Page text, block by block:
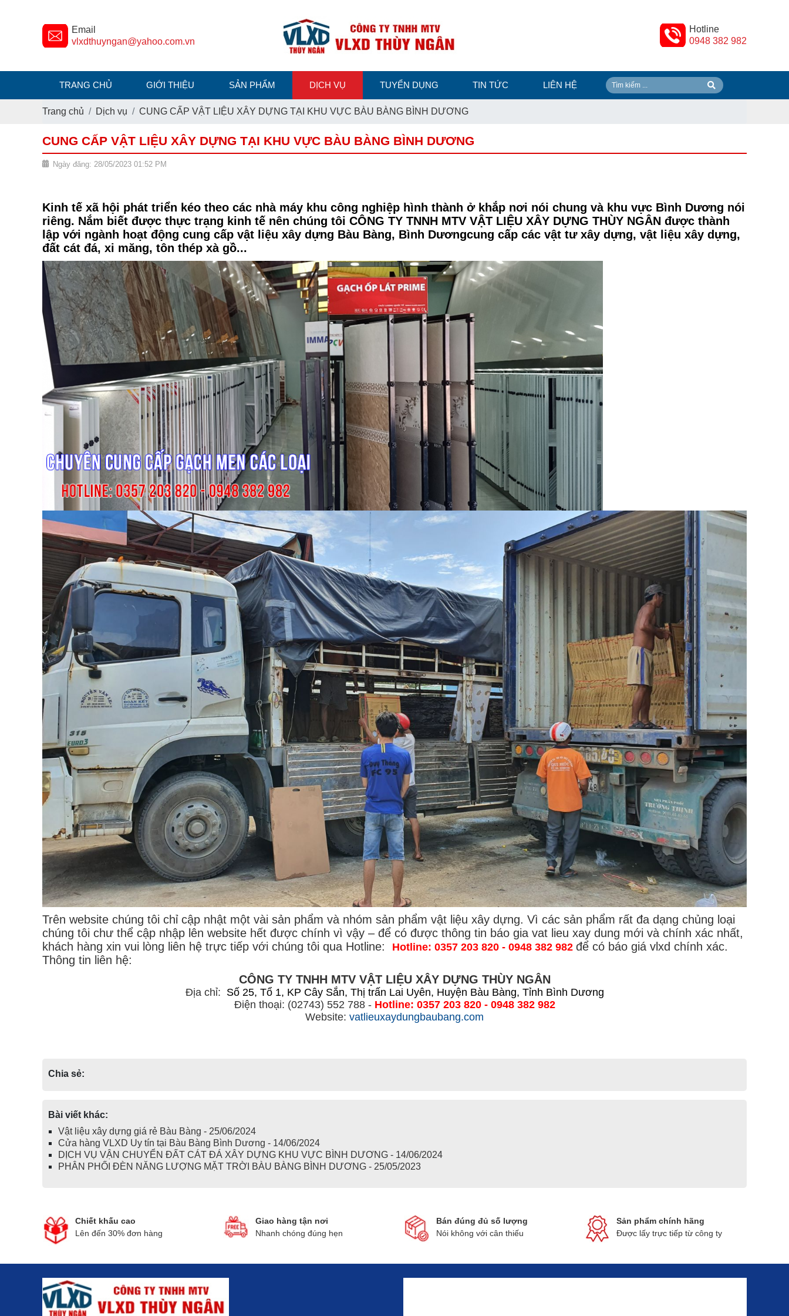
Email
vlxdthuyngan@yahoo.com.vn
Hotline
0948 382 982
TRANG CHỦ GIỚI THIỆU SẢN PHẨM DỊCH VỤ TUYỂN DỤNG TIN TỨC LIÊN HỆ
Trang chủ Dịch vụ CUNG CẤP VẬT LIỆU XÂY DỰNG TẠI KHU VỰC BÀU BÀNG BÌNH DƯƠNG
CUNG CẤP VẬT LIỆU XÂY DỰNG TẠI KHU VỰC BÀU BÀNG BÌNH DƯƠNG
Ngày đăng: 28/05/2023 01:52 PM
Kinh tế xã hội phát triển kéo theo các nhà máy khu công nghiệp hình thành ở khắp nơi nói chung và khu vực Bình Dương nói
riêng. Nắm biết được thực trạng kinh tế nên chúng tôi CÔNG TY TNNH MTV VẬT LIỆU XÂY DỰNG THÙY NGÂN được thành
lập với ngành hoạt động cung cấp vật liệu xây dựng Bàu Bàng, Bình Dươngcung cấp các vật tư xây dựng, vật liệu xây dựng,
đất cát đá, xi măng, tôn thép xà gồ...
Trên website chúng tôi chỉ cập nhật một vài sản phẩm và nhóm sản phẩm vật liệu xây dựng. Vì các sản phẩm rất đa dạng chủng loại
chúng tôi chư thể cập nhập lên website hết được chính vì vậy – để có được thông tin báo gia vat lieu xay dung mới và chính xác nhất,
khách hàng xin vui lòng liên hệ trực tiếp với chúng tôi qua Hotline: Hotline: 0357 203 820 - 0948 382 982 để có báo giá vlxd chính xác.
Thông tin liên hệ:
CÔNG TY TNHH MTV VẬT LIỆU XÂY DỰNG THÙY NGÂN
Địa chỉ: Số 25, Tổ 1, KP Cây Sắn, Thị trấn Lai Uyên, Huyện Bàu Bàng, Tỉnh Bình Dương
Điện thoại: (02743) 552 788 - Hotline: 0357 203 820 - 0948 382 982
Website: vatlieuxaydungbaubang.com
Chia sẻ:
Bài viết khác:
Vật liệu xây dựng giá rẻ Bàu Bàng - 25/06/2024
Cửa hàng VLXD Uy tín tại Bàu Bàng Bình Dương - 14/06/2024
DỊCH VỤ VẬN CHUYỂN ĐẤT CÁT ĐÁ XÂY DỰNG KHU VỰC BÌNH DƯƠNG - 14/06/2024
PHÂN PHỐI ĐÈN NĂNG LƯỢNG MẶT TRỜI BÀU BÀNG BÌNH DƯƠNG - 25/05/2023
Chiết khấu cao
Lên đến 30% đơn hàng
Giao hàng tận nơi
Nhanh chóng đúng hẹn
Bán đúng đủ số lượng
Nói không với cân thiếu
Sản phẩm chính hãng
Được lấy trực tiếp từ công ty